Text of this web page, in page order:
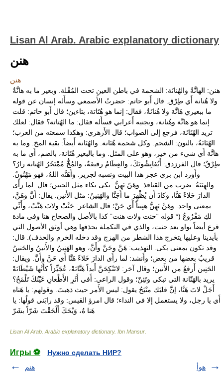
Lisan Al Arab. Arabic explanatory dictionary
هنن
هنن
هنن: الهانَّةُ والهُنانَة: الشحمة في باطن العين تحت المُقْلة. وبعير ما به هانَّةٌ
ولا هُنانة أَي طِرْق. قال أَبو حاتم: حضرتُ الأَصمعي وسأَله إنسان عن قوله
ما ببعيري هَانَّة ولا هُنانَةٌ، فقال: إنما هو هُتَاتة، بتاءين؛ قال أَبو حاتم: قلت
إنما هو هانَّة وهُنانة، وبجنبه أَعرابي فسأَله فقال: ما الهُتاتة؟ فقال: لعلك
تريد الهُنَانَة، فرجع إلى الصواب؛ قال الأَزهري: وهكذا سمعته من العرب؛
الهُنَانَةُ، بالنون: الشحم. وكل شحمة هُنَانة. والهُنَانة أَيضاً: بقية المخ. وما به
هانَّة أَي شيء من خير، وهو على المثل. وما بالبعير هُنَانة، بالضم، أَي ما به
طِرْقٌ؛ قال الفرزدق: أَيُفايِشُونَكَ، والعِظَامُ رقيقةٌ، والمُخُّ مُمْتَخَرُ الهُنانة رارُ؟
وأَورد ابن بري عجز هذا البيت ونسبه لجرير. وأَهَنَّه اللهُ، فهو مَهْنُونٌ.
والهِنَنَةُ: ضرب من القنافذ. وهَنّ يَهِنُّ: بكى بكاء مثل الحنين؛ قال: لما رأَى
الدارَ خَلاءً هَنَّا، وكادَ أَن يُظْهِرَ ما أَجَنَّا والهَنِينُ: مثل الأَنين. يقال: أَنَّ وهَنَّ،
بمعنى واحد. وهَنَّ يَهِنُّ هنِيناً أَي حَنَّ؛ قال الشاعر: حَنَّتْ ولاتَ هَنَّتْ، وأَنِّي
لكِ مَقْرُوعُ (* قوله “حنت ولات هنت” كذا بالأصل والصحاح هنا وفي مادة
قرع أيضاً بواو بعد حنت، والذي في التكملة بحذفها وهي أوثق الأصول التي
بأيدينا وعليها يتخرج هذا الشطر من الهزج وقد دخله الخرم والحذف). قال:
وقد تكون بمعنى بكى. التهذيب: هَنَّ وحَنَّ وأَنَّ، وهو الهَنِينُ والأَنينُ والحَنينُ
قريبٌ بعضها من بعض؛ وأَنشد: لما رأَى الدارَ خَلاءً هَنَّا أَي حَنَّ وأَنَّ. ويقال:
الحَنِين أَرفعُ من الأَنين؛ وقال آخر: لاتَنْكِحَنَّ أَبداً هَنَّانَهْ، عُجَيِّزاً كأَنَّها شَيْطَانَهْ
يريد بالهَنّانة التي تبكي وتَئِنّ؛ وقول الراعي: أَفي أَثَرِ الأَظْعانِ عَيْنُكَ تَلْمَحُ؟
أَجَلْ لاتَ هَنَّا، إنَّ قلبَك متْيَحُ يقول: ليس الأَمر حيث ذهبتَ. وقولهم: يا هَناه
أَي يا رجل، ولا يستعمل إلا في النداء؛ قال امرؤ القيس: وقد رابَني قولُها: يا
هَنا هُ، وَيْحَكَ أَلْحَقْتَ شَرّاً بشَرّ
Lisan Al Arab. Arabic explanatory dictionary. Ibn Mansur
Игры ⚽
Нужно сделать НИР?
هنم
هوأ